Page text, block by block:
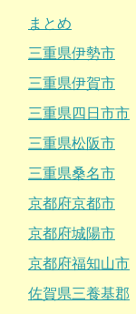
まとめ
三重県伊勢市
三重県伊賀市
三重県四日市市
三重県松阪市
三重県桑名市
京都府京都市
京都府城陽市
京都府福知山市
佐賀県三養基郡